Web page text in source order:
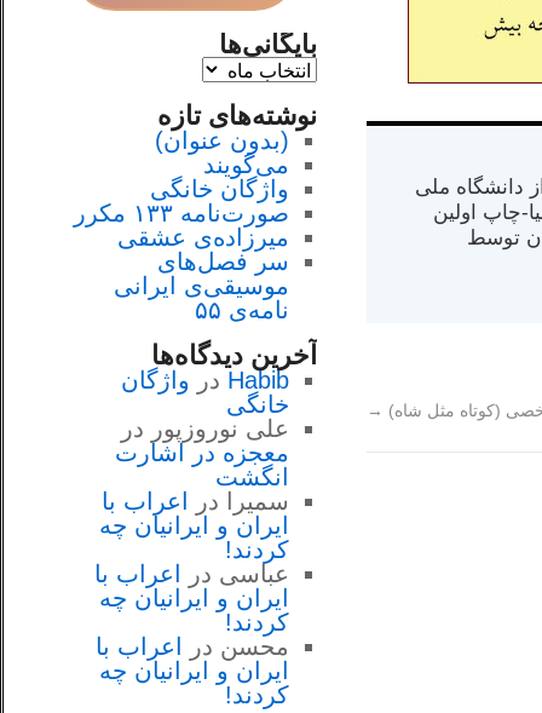
از دانشگاه ملی
در کالیفرنیا-چاپ اولین
در سال ۱۳۸۴ در ایران توسط
(‌کوتاه مثل شاه‌) →
بایگانی‌ها
نوشته‌های تازه
(بدون عنوان)
می‌گویند
واژگان خانگی
صورت‌نامه ۱۳۳ مکرر
میرزاده‌ی عشقی
سر فصل‌هاى
موسيقى‌ی ايرانى
نامه‌ی ۵۵
آخرین دیدگاه‌ها
Habib در واژگان
خانگی
علی نوروزپور در
معجزه در اشارت
انگشت
سمیرا
در
اعراب با
ايران و ايرانيان چه
كردند!
عباسی در
اعراب با
ايران و ايرانيان چه
كردند!
محسن در
اعراب با
ايران و ايرانيان چه
كردند!